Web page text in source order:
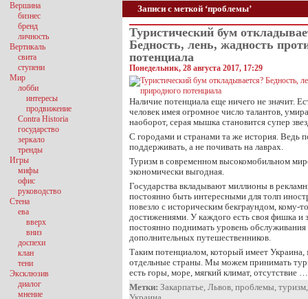
Записи с меткой ‘проблемы’
Туристический бум
Бедность, лень, жадность
потенциала
Понедельник, 28 августа 2017, 17:29
Наличие потенциала еще ничего не значит.
человек имея огромное число талантов,
наоборот, серая мышка становится супер
С городами и странами та же история. Ведь
поддерживать, а не почивать на лаврах.
Туризм в современном высокомобильном
экономически выгодная.
Государства вкладывают миллионы в
постоянно быть интересными для толп
повезло с историческим бекграундом, кому-
достижениями. У каждого есть своя фишка и
постоянно поднимать уровень обслуживания
дополнительных путешественников.
Таким потенциалом, который имеет Украина,
отдельные страны. Мы можем принимать
есть горы, море, мягкий климат, отсутствие …
Метки: Закарпатье, Львов, проблемы, туризм
Вершина
бизнес
бренд
личность
Вертикаль
свита
ступени
Мир
лобби
интересы
продвижение
Contra Historia
государство
зеркало
тренды
Игры
мифы
офис
руководство
Стена
ева
вверх
вниз
доспехи
клан
тени
Эксклюзив
диалог
мнение